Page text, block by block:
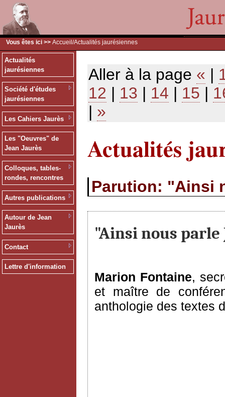
Vous êtes ici >> Accueil /Actualités jaurésiennes
Actualités
jaurésiennes
Société d'études
jaurésiennes
Les Cahiers Jaurès
Les "Oeuvres" de
Jean Jaurès
Colloques, tables-
rondes, rencontres
Autres publications
Autour de Jean
Jaurès
Contact
Lettre d'information
Aller à la page « |
12 | 13 | 14 | 15 |
| »
Actualités
Parution: "Ainsi
"Ainsi nous parle
Marion Fontaine,
et maître de
anthologie des textes